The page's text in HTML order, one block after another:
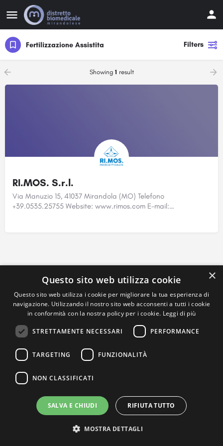
Fertilizzazione Assistita Filters
Showing 1 result
RI.MOS. S.r.l.
Via Manuzio 15, 41037 Mirandola (MO) Telefono
+39.0535.25755 Website: www.rimos.com E-mail:…
×
Questo sito web utilizza cookie
Questo sito web utilizza i cookie per migliorare la tua esperienza di
navigazione. Utilizzando il nostro sito web acconsenti a tutti i cookie
in conformità con la nostra policy per i cookie. Leggi di più
STRETTAMENTE NECESSARI PERFORMANCE
TARGETING FUNZIONALITÀ
NON CLASSIFICATI
SALVA E CHIUDI RIFIUTA TUTTO
MOSTRA DETTAGLI